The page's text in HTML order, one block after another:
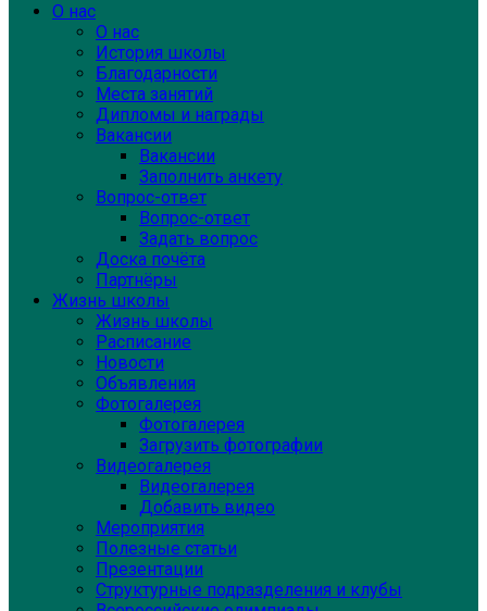
О нас
О нас
История школы
Благодарности
Места занятий
Дипломы и награды
Вакансии
Вакансии
Заполнить анкету
Вопрос-ответ
Вопрос-ответ
Задать вопрос
Доска почёта
Партнёры
Жизнь школы
Жизнь школы
Расписание
Новости
Объявления
Фотогалерея
Фотогалерея
Загрузить фотографии
Видеогалерея
Видеогалерея
Добавить видео
Мероприятия
Полезные статьи
Презентации
Структурные подразделения и клубы